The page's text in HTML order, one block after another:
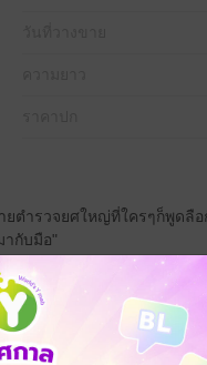
ตำรวจยศใหญ่ที่ใครๆก็พูดลื
ากับมือ"